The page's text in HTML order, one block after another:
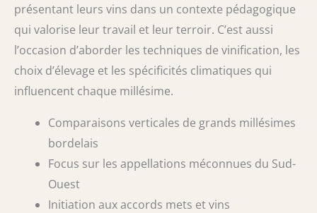
présentant leurs vins dans un contexte pédagogique
qui valorise leur travail et leur terroir. C’est aussi
l’occasion d’aborder les techniques de vinification, les
choix d’élevage et les spécificités climatiques qui
influencent chaque millésime.
Comparaisons verticales de grands millésimes
bordelais
Focus sur les appellations méconnues du Sud-
Ouest
Initiation aux accords mets et vins